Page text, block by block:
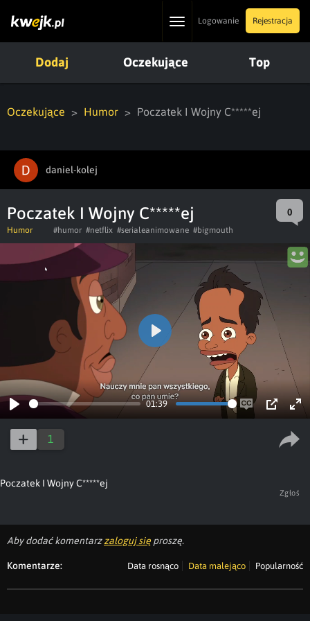
ToggleLogowanie Rejestracja
Dodaj Oczekujące Top
Oczekujące Humor Poczatek I Wojny C*****ej
daniel-kolej
Poczatek I Wojny C*****ej 0
Humor #humor #netflix #serialeanimowane #bigmouth
Play
01:39
EnablePIP
Play
1
Poczatek I Wojny C*****ej
Zgłoś
Aby dodać komentarzzaloguj się proszę.
Komentarze: Data rosnąco Data malejąco Popularność